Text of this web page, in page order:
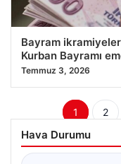
Bayram
Kurban Bayramı
Temmuz 3, 2026
Yazı
1 2
Hava Durumu